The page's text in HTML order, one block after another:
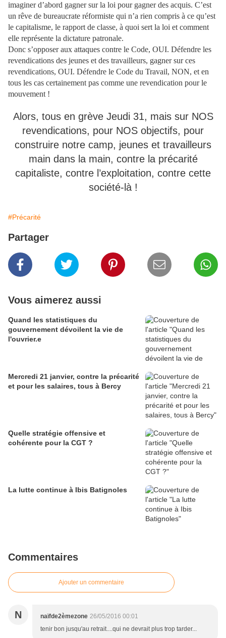
imaginer d’abord gagner sur la loi pour gagner des acquis. C’est
un rêve de bureaucrate réformiste qui n’a rien compris à ce qu’est
le capitalisme, le rapport de classe, à quoi sert la loi et comment
elle représente la dictature patronale.
Donc s’opposer aux attaques contre le Code, OUI. Défendre les
revendications des jeunes et des travailleurs, gagner sur ces
revendications, OUI. Défendre le Code du Travail, NON, et en
tous les cas certainement pas comme une revendication pour le
mouvement !
Alors, tous en grève Jeudi 31, mais sur NOS
revendications, pour NOS objectifs, pour
construire notre camp, jeunes et travailleurs
main dans la main, contre la précarité
capitaliste, contre l’exploitation, contre cette
société-là !
#Précarité
Partager
Vous aimerez aussi
Quand les statistiques du
gouvernement dévoilent la vie de
l'ouvrier.e
Mercredi 21 janvier, contre la précarité
et pour les salaires, tous à Bercy
Quelle stratégie offensive et
cohérente pour la CGT ?
La lutte continue à Ibis Batignoles
Commentaires
Ajouter un commentaire
N naïfde2èmezone 26/05/2016 00:01
tenir bon jusqu'au retrait....qui ne devrait plus trop tarder...